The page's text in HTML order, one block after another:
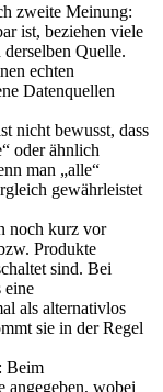
zweite Meinung:
ist, beziehen viele
Quelle.
echten
Datenquellen
nicht bewusst, dass
oder ähnlich
man „alle“
gewährleistet
noch kurz vor
Produkte
sind. Bei
eine
als alternativlos
sie in der Regel
Beim
angegeben, wobei